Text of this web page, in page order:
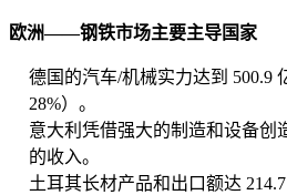
欧洲——钢铁市场主要主导国家
德国的汽车/机械实力达到 500.9
28%）。
意大利凭借强大的制造和设备创
的收入。
土耳其长材产品和出口额达 214.7